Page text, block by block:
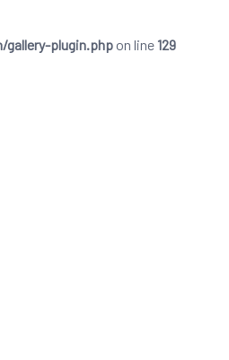
plugin.php on line 129